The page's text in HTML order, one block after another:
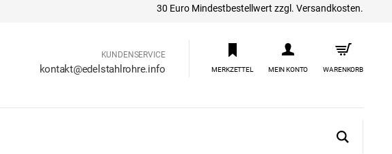
30 Euro Mindestbestellwert zzgl. Versandkosten.
KUNDENSERVICE
kontakt@edelstahlrohre.info MERKZETTEL MEIN KONTO WARENKORB